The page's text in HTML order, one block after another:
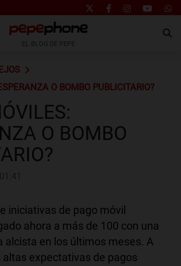
O BOMBO PUBLICITARIO?
O BOMBO
iniciativas de pago móvil
ahora a más de 100 con una
alcista en los últimos meses. A
altas expectativas de pagos